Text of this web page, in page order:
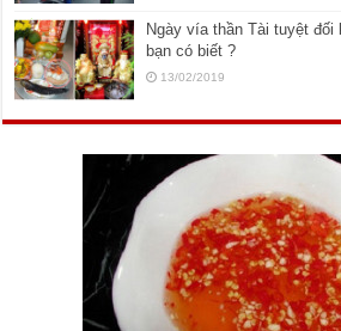
Ngày vía thần Tài tuyệt đối
bạn có biết ?
13/02/2019